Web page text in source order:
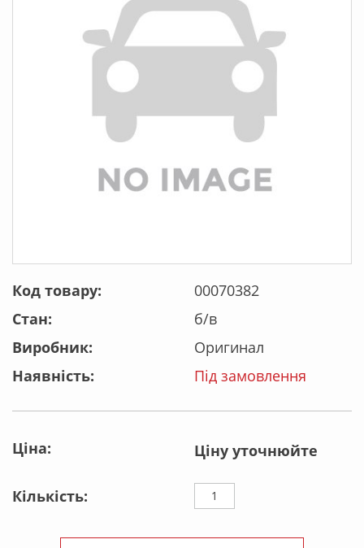
Код товару:
00070382
Стан:
б/в
Виробник:
Оригинал
Наявність:
Під замовлення
Ціна: Ціну уточнюйте
Кількість: